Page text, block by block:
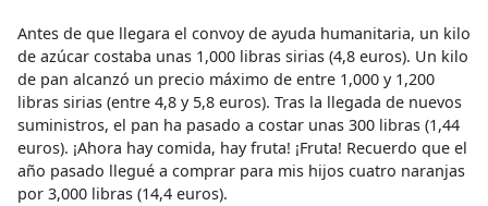
Antes de que llegara el convoy de ayuda humanitaria, un kilo
de azúcar costaba unas 1,000 libras sirias (4,8 euros). Un kilo
de pan alcanzó un precio máximo de entre 1,000 y 1,200
libras sirias (entre 4,8 y 5,8 euros). Tras la llegada de nuevos
suministros, el pan ha pasado a costar unas 300 libras (1,44
euros). ¡Ahora hay comida, hay fruta! ¡Fruta! Recuerdo que el
año pasado llegué a comprar para mis hijos cuatro naranjas
por 3,000 libras (14,4 euros).